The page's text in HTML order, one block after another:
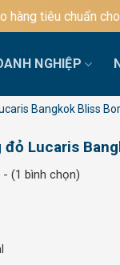
tiêu chuẩn cho các
NGHIỆP
Bangkok Bliss
đỏ Lucaris
- (1 bình chọn)